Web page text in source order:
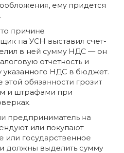
ему придется
причине
на УСН выставил счет-
в ней сумму НДС — он
отчетность и
указанного НДС в бюджет.
обязанности грозит
и штрафами при
предприниматель на
или покупают
или государственное
должны выделить сумму